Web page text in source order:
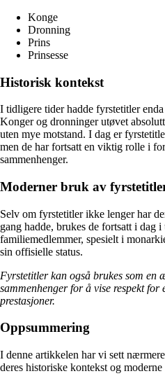
Konge
Dronning
Prins
Prinsesse
Historisk kontekst
I tidligere tider hadde fyrstetitler
Konger og dronninger utøvet
uten mye motstand. I dag er
men de har fortsatt en viktig rolle i
sammenhenger.
Moderner bruk av
Selv om fyrstetitler ikke lenger har
gang hadde, brukes de fortsatt i dag
familiemedlemmer, spesielt i
sin offisielle status.
Fyrstetitler kan også brukes som en
sammenhenger for å vise respekt for
prestasjoner.
Oppsummering
I denne artikkelen har vi sett
deres historiske kontekst og